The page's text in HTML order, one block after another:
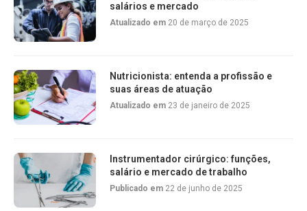
salários e mercado
Atualizado em 20 de março de 2025
Nutricionista: entenda a profissão e
suas áreas de atuação
Atualizado em 23 de janeiro de 2025
Instrumentador cirúrgico: funções,
salário e mercado de trabalho
Publicado em 22 de junho de 2025